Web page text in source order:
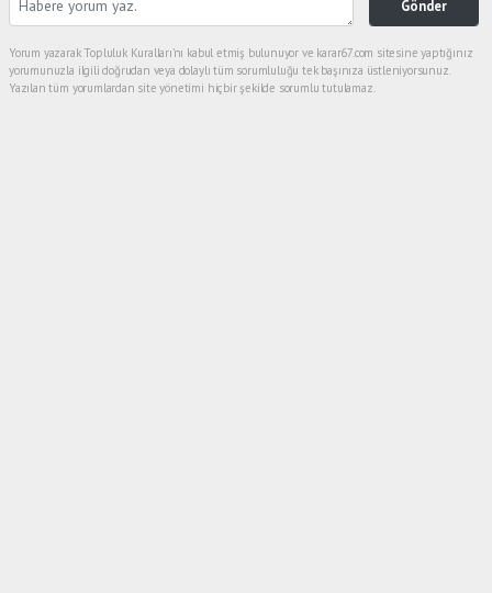
Gönder
Yorum yazarak Topluluk Kuralları’nı kabul etmiş bulunuyor ve karar67.com sitesine yaptığınız
yorumunuzla ilgili doğrudan veya dolaylı tüm sorumluluğu tek başınıza üstleniyorsunuz.
Yazılan tüm yorumlardan site yönetimi hiçbir şekilde sorumlu tutulamaz.